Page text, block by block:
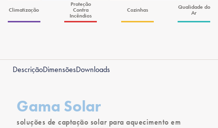
Climatização
Proteção
Contra
Incêndios
Cozinhas
Qualidade do
Ar
DescriçãoDimensõesDownloads
Gama Solar
soluções de captação solar para aquecimento em